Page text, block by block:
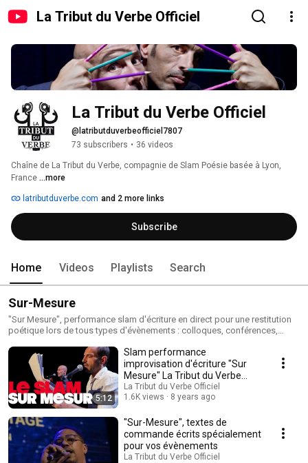
La Tribut du Verbe Officiel
La Tribut du Verbe Officiel
@latributduverbeofficiel7807
73 subscribers • 36 videos
Chaîne de La Tribut du Verbe, compagnie de Slam Poésie basée à Lyon,
France ...more
latributduverbe.com and 2 more links
Subscribe
Home Videos Playlists Search
Sur-Mesure
"Sur Mesure", performance slam d'écriture en direct pour une restitution
poétique lors de tous types d'évènements : colloques, conférences,
5:12
Slam performance
improvisation d'écriture "Sur
Mesure" La Tribut du Verbe
Lyon Rhône-Alpes France
La Tribut du Verbe Officiel
1.6K views
8 years ago
"Sur-Mesure", textes de
commande écrits spécialement
pour vos évènements
La Tribut du Verbe Officiel